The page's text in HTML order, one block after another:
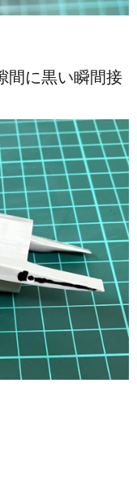
間に黒い瞬間接